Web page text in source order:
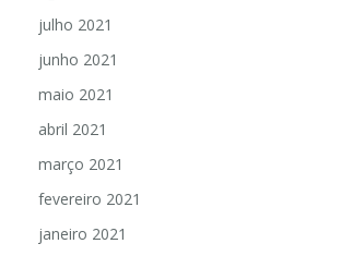
julho 2021
junho 2021
maio 2021
abril 2021
março 2021
fevereiro 2021
janeiro 2021